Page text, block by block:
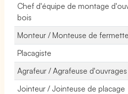
Chef d'équipe de montage
bois
Monteur / Monteuse de
Placagiste
Agrafeur / Agrafeuse
Jointeur / Jointeuse de placage